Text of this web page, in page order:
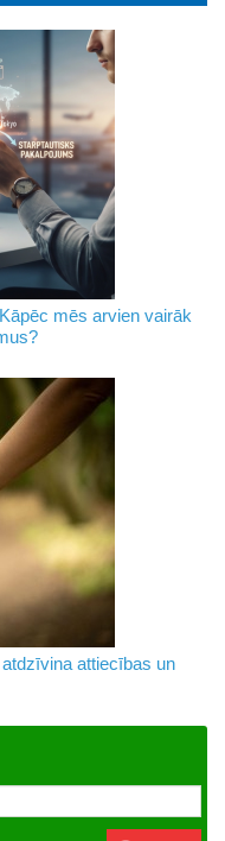
mēs arvien vairāk
attiecības un